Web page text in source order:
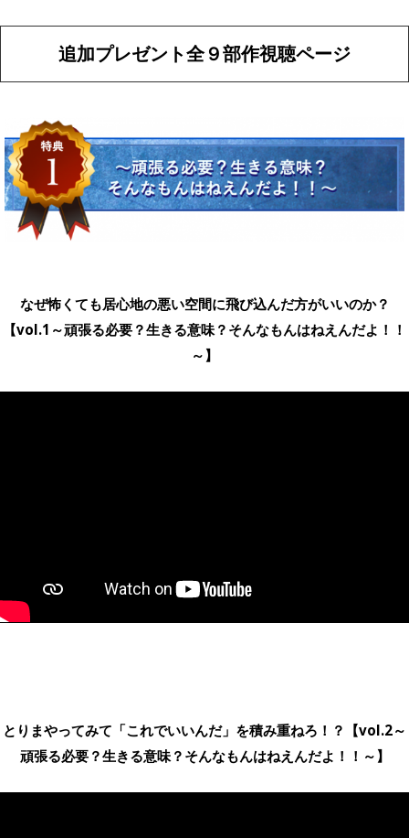
追加プレゼント全９部作視聴ページ
なぜ怖くても居心地の悪い空間に飛び込んだ方がいいのか？
【vol.1～頑張る必要？生きる意味？そんなもんはねえんだよ！！
～】
とりまやってみて「これでいいんだ」を積み重ねろ！？【vol.2～
頑張る必要？生きる意味？そんなもんはねえんだよ！！～】